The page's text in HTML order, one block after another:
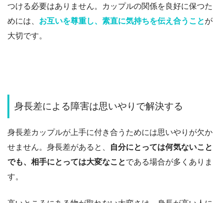
つける必要はありません。
カップルの関係を良好に保つた
めには、 お互いを尊重し、素直に気持ちを伝え合うことが
大切です。
身長差による障害は思いやりで解決する
身長差カップルが上手に付き合うためには思いやりが欠か
せません。 身長差があると、
自分にとっては何気ないこと
でも、相手にとっては大変なことである場合が多くありま
す。